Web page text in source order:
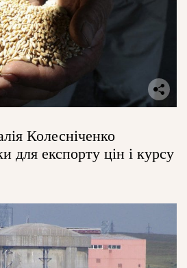
Колесніченко
для експорту цін і курсу